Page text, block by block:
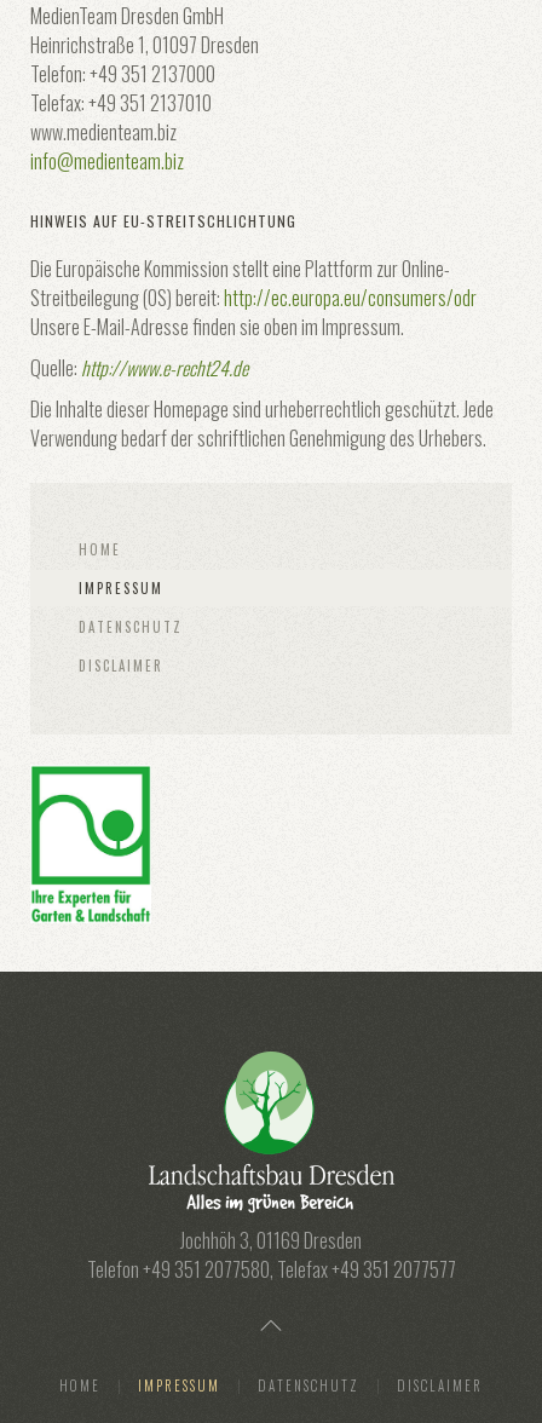
MedienTeam Dresden GmbH
Heinrichstraße 1, 01097 Dresden
Telefon: +49 351 2137000
Telefax: +49 351 2137010
www.medienteam.biz
info@medienteam.biz
HINWEIS AUF EU-STREITSCHLICHTUNG
Die Europäische Kommission stellt eine Plattform zur Online-
Streitbeilegung (OS) bereit:http://ec.europa.eu/consumers/odr
Unsere E-Mail-Adresse finden sie oben im Impressum.
Quelle: http://www.e-recht24.de
Die Inhalte dieser Homepage sind urheberrechtlich geschützt. Jede
Verwendung bedarf der schriftlichen Genehmigung des Urhebers.
HOME
IMPRESSUM
DATENSCHUTZ
DISCLAIMER
Jochhöh 3, 01169 Dresden
Telefon +49 351 2077580, Telefax +49 351 2077577
HOME IMPRESSUM DATENSCHUTZ DISCLAIMER